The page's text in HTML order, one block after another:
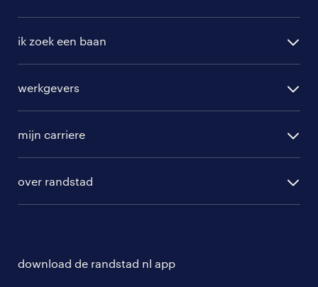
ik zoek een baan
randstad professional
randstad digital
werkgevers
hr-diensten
branches
tarieven
mijn carriere
solliciteren
over randstad
download de randstad nl app